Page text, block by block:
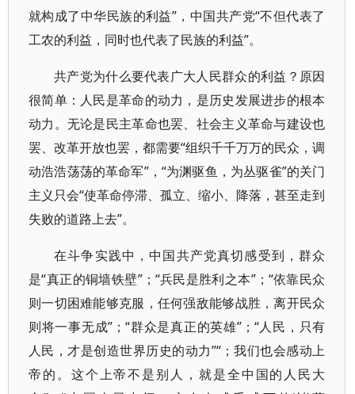
就构成了中华民族的利益”，中国共产党“不但代表了
工农的利益，同时也代表了民族的利益”。
共产党为什么要代表广大人民群众的利益？原因
很简单：人民是革命的动力，是历史发展进步的根本
动力。无论是民主革命也罢、社会主义革命与建设也
罢、改革开放也罢，都需要“组织千千万万的民众，调
动浩浩荡荡的革命军”，“为渊驱鱼，为丛驱雀”的关门
主义只会“使革命停滞、孤立、缩小、降落，甚至走到
失败的道路上去”。
在斗争实践中，中国共产党真切感受到，群众
是“真正的铜墙铁壁”；“兵民是胜利之本”；“依靠民众
则一切困难能够克服，任何强敌能够战胜，离开民众
则将一事无成”；“群众是真正的英雄”；“人民，只有
人民，才是创造世界历史的动力”“；我们也会感动上
帝的。这个上帝不是别人，就是全中国的人民大